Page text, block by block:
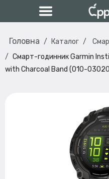
Головна Каталог
Смарт-годинник Garmin
with Charcoal Band (010-